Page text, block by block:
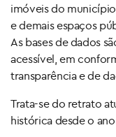
imóveis do
e demais espaços
As bases de dados
acessível, em
transparência e de
Trata-se do retrato
histórica desde o ano